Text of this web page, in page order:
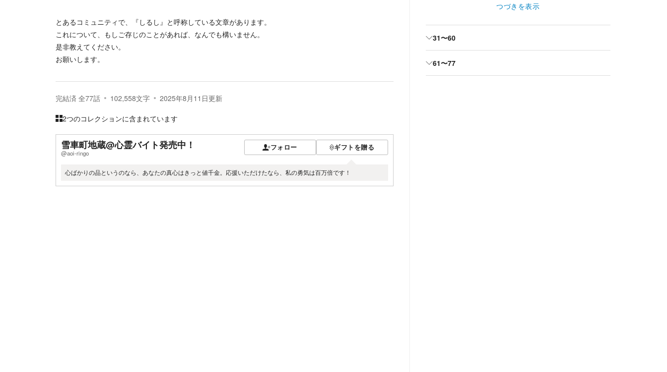
とあるコミュニティで、『しるし』と呼称している文章があります。
これについて、もしご存じのことがあれば、なんでも構いません。
是非教えてください。
お願いします。
完結済 全77話 102,558文字 2025年8月11日更新
2つのコレクションに含まれています
雪車町地蔵@心霊バイト発売中！
@aoi-ringo
フォロー ギフトを贈る
心ばかりの品というのなら、あなたの真心はきっと値千金。応援いただけたなら、私の勇気は百万倍です！
つづきを表示
31〜60
61〜77